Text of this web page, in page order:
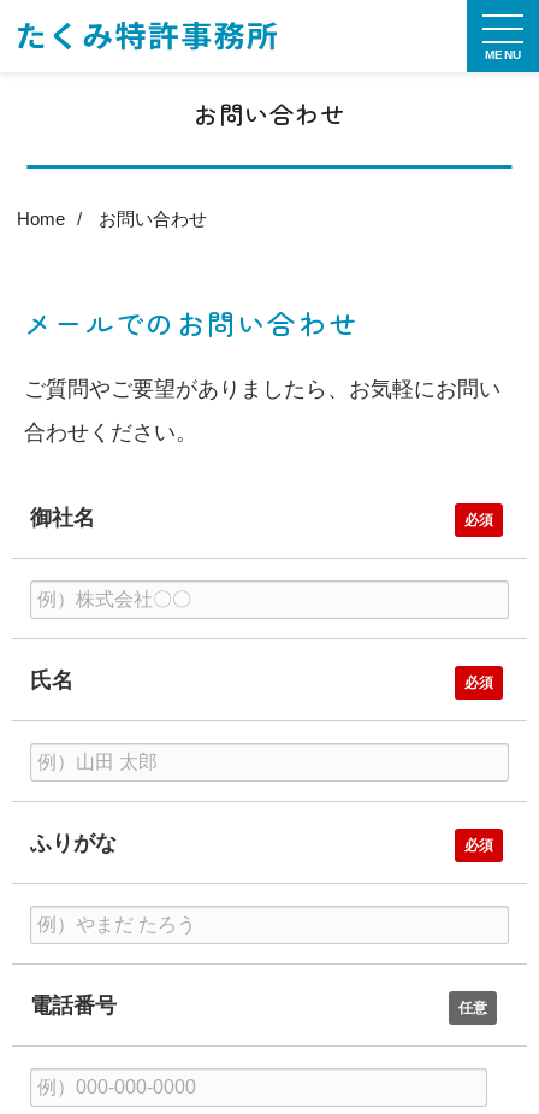
MENU
お問い合わせ
Home お問い合わせ
メールでのお問い合わせ
ご質問やご要望がありましたら、お気軽にお問い
合わせください。
御社名 必須
氏名 必須
ふりがな 必須
ふ
り
が
な
電話番号 任意